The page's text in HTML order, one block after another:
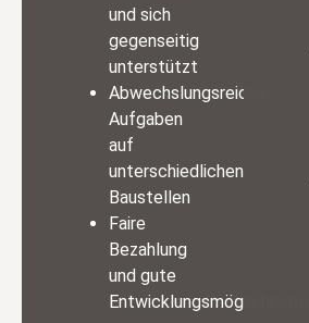
und sich
gegenseitig
unterstützt
Abwechslungsreiche
Aufgaben
auf
unterschiedlichen
Baustellen
Faire
Bezahlung
und gute
Entwicklungsmöglichkeiten